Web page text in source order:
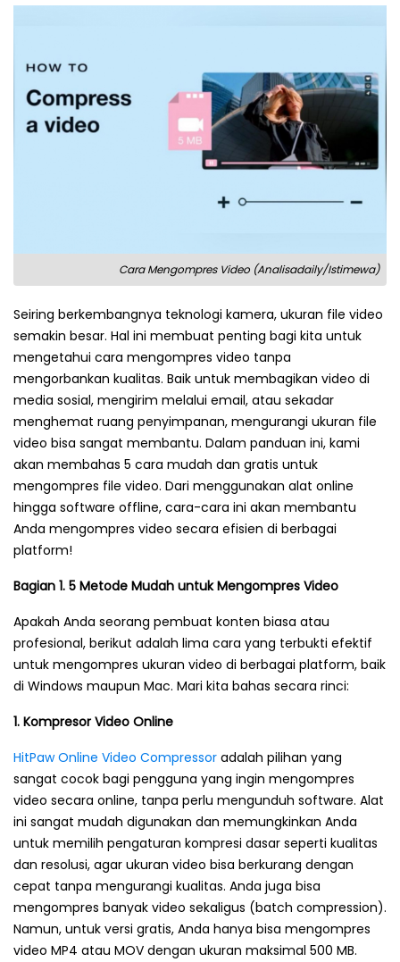
Cara Mengompres Video (Analisadaily/Istimewa)
Seiring berkembangnya teknologi kamera, ukuran file video
semakin besar. Hal ini membuat penting bagi kita untuk
mengetahui cara mengompres video tanpa
mengorbankan kualitas. Baik untuk membagikan video di
media sosial, mengirim melalui email, atau sekadar
menghemat ruang penyimpanan, mengurangi ukuran file
video bisa sangat membantu. Dalam panduan ini, kami
akan membahas 5 cara mudah dan gratis untuk
mengompres file video. Dari menggunakan alat online
hingga software offline, cara-cara ini akan membantu
Anda mengompres video secara efisien di berbagai
platform!
Bagian 1. 5 Metode Mudah untuk Mengompres Video
Apakah Anda seorang pembuat konten biasa atau
profesional, berikut adalah lima cara yang terbukti efektif
untuk mengompres ukuran video di berbagai platform, baik
di Windows maupun Mac. Mari kita bahas secara rinci:
1. Kompresor Video Online
HitPaw Online Video Compressor adalah pilihan yang
sangat cocok bagi pengguna yang ingin mengompres
video secara online, tanpa perlu mengunduh software. Alat
ini sangat mudah digunakan dan memungkinkan Anda
untuk memilih pengaturan kompresi dasar seperti kualitas
dan resolusi, agar ukuran video bisa berkurang dengan
cepat tanpa mengurangi kualitas. Anda juga bisa
mengompres banyak video sekaligus (batch compression).
Namun, untuk versi gratis, Anda hanya bisa mengompres
video MP4 atau MOV dengan ukuran maksimal 500 MB.